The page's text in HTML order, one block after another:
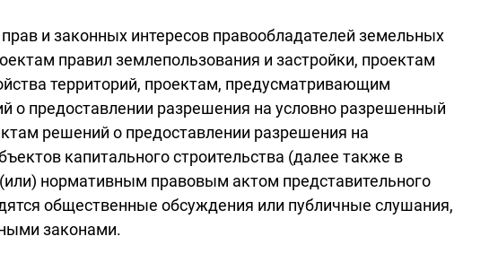
и законных интересов правообладателей земельных
правил землепользования и застройки, проектам
территорий, проектам, предусматривающим
о предоставлении разрешения на условно разрешенный
решений о предоставлении разрешения на
капитального строительства (далее также в
нормативным правовым актом представительного
общественные обсуждения или публичные слушания,
законами.